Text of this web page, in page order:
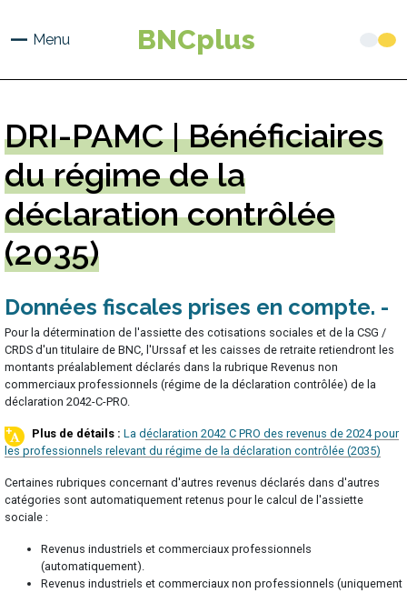
principal
Menu BNCplus
DRI-PAMC| Bénéficiaires
du régime de la
déclaration contrôlée
(2035)
Données fiscales prises en compte
Pour la détermination de l'assiette des cotisations sociales et de la CSG /
CRDS d'un titulaire de BNC, l'Urssaf et les caisses de retraite retiendront les
montants préalablement déclarés dans la rubrique Revenus non
commerciaux professionnels (régime de la déclaration contrôlée) de la
déclaration 2042-C-PRO.
La déclaration 2042 C PRO des revenus de 2024 pour
les professionnels relevant du régime de la déclaration contrôlée (2035)
Certaines rubriques concernant d'autres revenus déclarés dans d'autres
catégories sont automatiquement retenus pour le calcul de l'assiette
sociale :
Revenus industriels et commerciaux professionnels
(automatiquement).
Revenus industriels et commerciaux non professionnels (uniquement